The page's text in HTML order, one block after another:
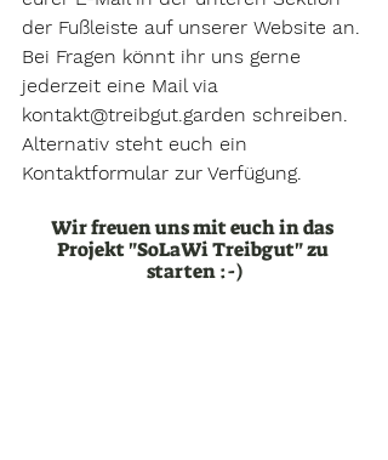
der Fußleiste auf unserer Website an.
Bei Fragen könnt ihr uns gerne
jederzeit eine Mail via
kontakt@treibgut.garden schreiben.
Alternativ steht euch ein
Kontaktformular zur Verfügung.
Wir freuen uns mit euch in das
Projekt "SoLaWi Treibgut" zu
starten :-)